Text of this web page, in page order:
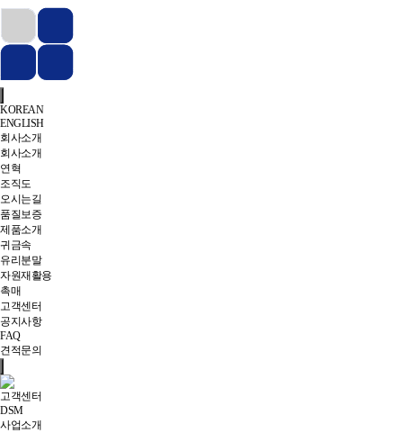
KOREAN
ENGLISH
회사소개
회사소개
연혁
조직도
오시는길
품질보증
제품소개
귀금속
유리분말
자원재활용
촉매
고객센터
공지사항
FAQ
견적문의
고객센터
DSM
사업소개